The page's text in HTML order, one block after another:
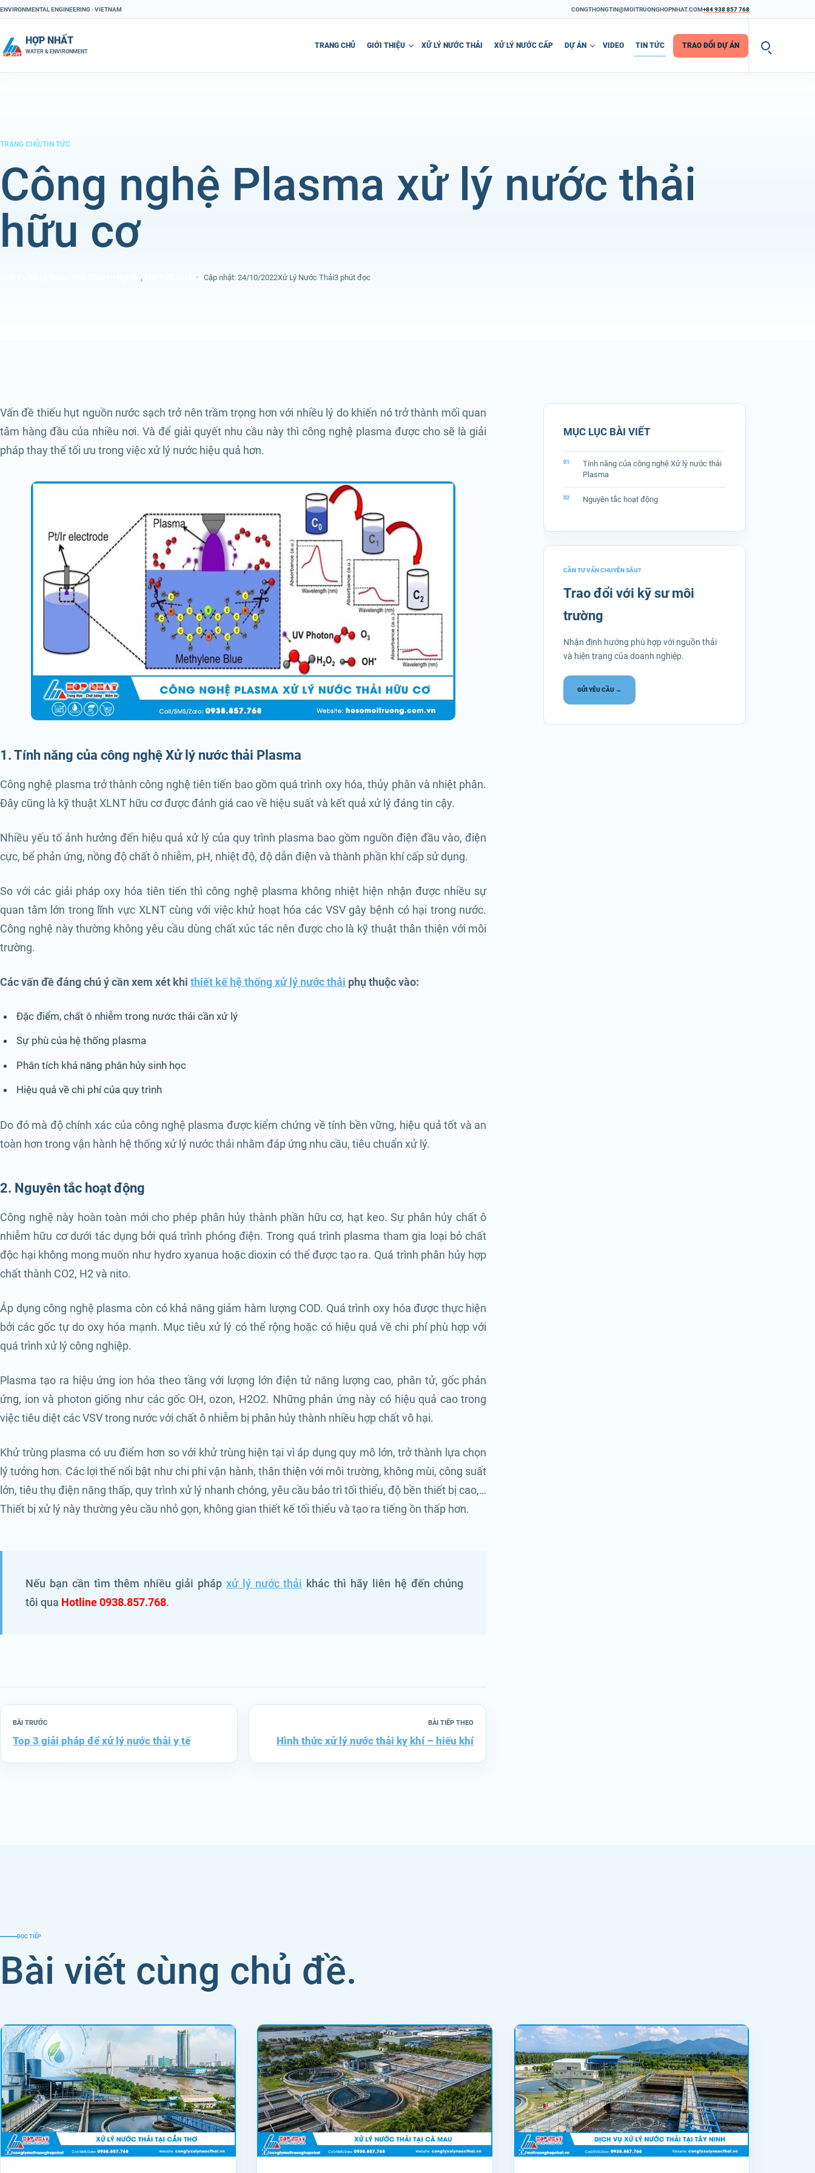
Chuyển đến nội dung
ENVIRONMENTAL ENGINEERING · VIETNAM CONGTHONGTIN@MOITRUONGHOPNHAT.COM+84 938 857 768
HỢP NHẤT
WATER & ENVIRONMENT
TRANG CHỦ GIỚI THIỆU XỬ LÝ NƯỚC THẢI XỬ LÝ NƯỚC CẤP DỰ ÁN VIDEO TIN TỨC TRAO ĐỔI DỰ ÁN
TRANG CHỦ/TIN TỨC
Công nghệ Plasma xử lý nước thải
hữu cơ
, TIN TỨC NGÀNH Cập nhật: 24/10/2022Xử Lý Nước Thải3 phút đọc
Vấn đề thiếu hụt nguồn nước sạch trở nên trầm trọng hơn với nhiều lý do khiến nó trở thành mối quan
tâm hàng đầu của nhiều nơi. Và để giải quyết nhu cầu này thì công nghệ plasma được cho sẽ là giải
pháp thay thế tối ưu trong việc xử lý nước hiệu quả hơn.
1. Tính năng của công nghệ Xử lý nước thải Plasma
Công nghệ plasma trở thành công nghệ tiên tiến bao gồm quá trình oxy hóa, thủy phân và nhiệt phân.
Đây cũng là kỹ thuật XLNT hữu cơ được đánh giá cao về hiệu suất và kết quả xử lý đáng tin cậy.
Nhiều yếu tố ảnh hưởng đến hiệu quả xử lý của quy trình plasma bao gồm nguồn điện đầu vào, điện
cực, bể phản ứng, nồng độ chất ô nhiễm, pH, nhiệt độ, độ dẫn điện và thành phần khí cấp sử dụng.
So với các giải pháp oxy hóa tiên tiến thì công nghệ plasma không nhiệt hiện nhận được nhiều sự
quan tâm lớn trong lĩnh vực XLNT cùng với việc khử hoạt hóa các VSV gây bệnh có hại trong nước.
Công nghệ này thường không yêu cầu dùng chất xúc tác nên được cho là kỹ thuật thân thiện với môi
trường.
Các vấn đề đáng chú ý cần xem xét khi thiết kế hệ thống xử lý nước thải phụ thuộc vào:
Đặc điểm, chất ô nhiễm trong nước thải cần xử lý
Sự phù của hệ thống plasma
Phân tích khả năng phân hủy sinh học
Hiệu quả về chi phí của quy trình
Do đó mà độ chính xác của công nghệ plasma được kiểm chứng về tính bền vững, hiệu quả tốt và an
toàn hơn trong vận hành hệ thống xử lý nước thải nhằm đáp ứng nhu cầu, tiêu chuẩn xử lý.
2. Nguyên tắc hoạt động
Công nghệ này hoàn toàn mới cho phép phân hủy thành phần hữu cơ, hạt keo. Sự phân hủy chất ô
nhiễm hữu cơ dưới tác dụng bởi quá trình phóng điện. Trong quá trình plasma tham gia loại bỏ chất
độc hại không mong muốn như hydro xyanua hoặc dioxin có thể được tạo ra. Quá trình phân hủy hợp
chất thành CO2, H2 và nito.
Áp dụng công nghệ plasma còn có khả năng giảm hàm lượng COD. Quá trình oxy hóa được thực hiện
bởi các gốc tự do oxy hóa mạnh. Mục tiêu xử lý có thể rộng hoặc có hiệu quả về chi phí phù hợp với
quá trình xử lý công nghiệp.
Plasma tạo ra hiệu ứng ion hóa theo tầng với lượng lớn điện tử năng lượng cao, phân tử, gốc phản
ứng, ion và photon giống như các gốc OH, ozon, H2O2. Những phản ứng này có hiệu quả cao trong
việc tiêu diệt các VSV trong nước với chất ô nhiễm bị phân hủy thành nhiều hợp chất vô hại.
Khử trùng plasma có ưu điểm hơn so với khử trùng hiện tại vì áp dụng quy mô lớn, trở thành lựa chọn
lý tưởng hơn. Các lợi thế nổi bật như chi phí vận hành, thân thiện với môi trường, không mùi, công suất
lớn, tiêu thụ điện năng thấp, quy trình xử lý nhanh chóng, yêu cầu bảo trì tối thiểu, độ bền thiết bị cao,…
Thiết bị xử lý này thường yêu cầu nhỏ gọn, không gian thiết kế tối thiểu và tạo ra tiếng ồn thấp hơn.
Nếu bạn cần tìm thêm nhiều giải pháp xử lý nước thải khác thì hãy liên hệ đến chúng
tôi qua Hotline 0938.857.768.
BÀI TRƯỚC
Top 3 giải pháp để xử lý nước thải y tế
BÀI TIẾP THEO
Hình thức xử lý nước thải kỵ khí – hiếu khí
MỤC LỤC BÀI VIẾT
Tính năng của công nghệ Xử lý nước thải
Plasma
Nguyên tắc hoạt động
CẦN TƯ VẤN CHUYÊN SÂU?
Trao đổi với kỹ sư môi
trường
Nhận định hướng phù hợp với nguồn thải
và hiện trạng của doanh nghiệp.
GỬI YÊU CẦU →
ĐỌC TIẾP
Bài viết cùng chủ đề.